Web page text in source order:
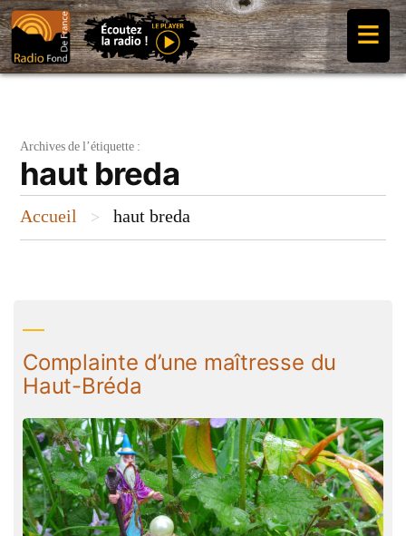
Aller
au
contenu
≡
Archives de l’étiquette :
haut breda
Accueil > haut breda
Complainte d’une maîtresse du
Haut-Bréda